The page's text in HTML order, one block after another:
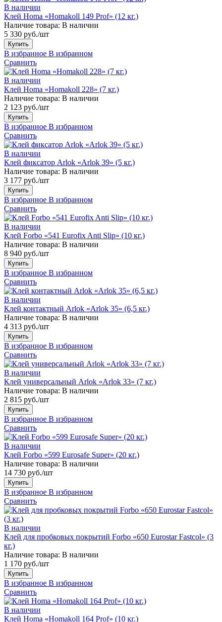
В наличии
Клей Homa «Homakoll 149 Prof» (12 кг.)
Наличие товара: В наличии
5 330 руб./шт
Купить
В избранное В избранном
Сравнить
В наличии
Клей Homa «Homakoll 228» (7 кг.)
Наличие товара: В наличии
2 123 руб./шт
Купить
В избранное В избранном
Сравнить
В наличии
Клей фиксатор Arlok «Arlok 39» (5 кг.)
Наличие товара: В наличии
3 177 руб./шт
Купить
В избранное В избранном
Сравнить
В наличии
Клей Forbo «541 Eurofix Anti Slip» (10 кг.)
Наличие товара: В наличии
8 940 руб./шт
Купить
В избранное В избранном
Сравнить
В наличии
Клей контактный Arlok «Arlok 35» (6,5 кг.)
Наличие товара: В наличии
4 313 руб./шт
Купить
В избранное В избранном
Сравнить
В наличии
Клей универсальный Arlok «Arlok 33» (7 кг.)
Наличие товара: В наличии
2 815 руб./шт
Купить
В избранное В избранном
Сравнить
В наличии
Клей Forbo «599 Eurosafe Super» (20 кг.)
Наличие товара: В наличии
14 730 руб./шт
Купить
В избранное В избранном
Сравнить
В наличии
Клей для пробковых покрытий Forbo «650 Eurostar Fastcol» (3
кг.)
Наличие товара: В наличии
1 170 руб./шт
Купить
В избранное В избранном
Сравнить
В наличии
Клей Homa «Homakoll 164 Prof» (10 кг.)